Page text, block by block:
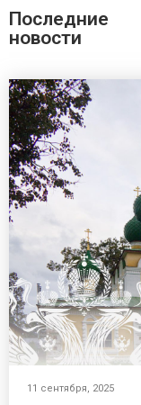
Последние
новости
11 сентября, 2025